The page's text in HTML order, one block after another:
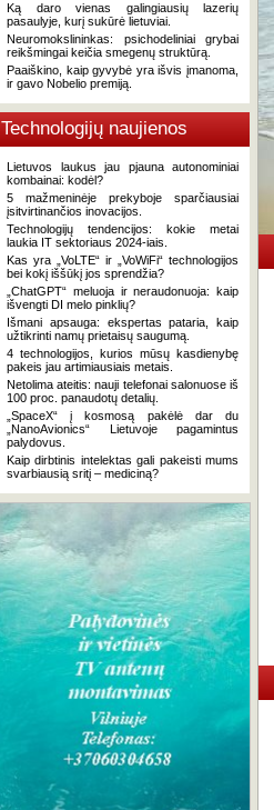
Ką daro vienas galingiausių lazerių
pasaulyje, kurį sukūrė lietuviai.
Neuromokslininkas: psichodeliniai grybai
reikšmingai keičia smegenų struktūrą.
Paaiškino, kaip gyvybė yra išvis įmanoma,
ir gavo Nobelio premiją.
Technologijų naujienos
Lietuvos laukus jau pjauna autonominiai
kombainai: kodėl?
5 mažmeninėje prekyboje sparčiausiai
įsitvirtinančios inovacijos.
Technologijų tendencijos: kokie metai
laukia IT sektoriaus 2024-iais.
Kas yra „VoLTE“ ir „VoWiFi“ technologijos
bei kokį iššūkį jos sprendžia?
„ChatGPT“ meluoja ir neraudonuoja: kaip
išvengti DI melo pinklių?
Išmani apsauga: ekspertas pataria, kaip
užtikrinti namų prietaisų saugumą.
4 technologijos, kurios mūsų kasdienybę
pakeis jau artimiausiais metais.
Netolima ateitis: nauji telefonai salonuose iš
100 proc. panaudotų detalių.
„SpaceX“ į kosmosą pakėlė dar du
„NanoAvionics“ Lietuvoje pagamintus
palydovus.
Kaip dirbtinis intelektas gali pakeisti mums
svarbiausią sritį – mediciną?